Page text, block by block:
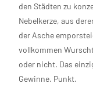
den Städten zu
Nebelkerze, aus
der Asche
vollkommen
oder nicht. Das
Gewinne. Punkt.